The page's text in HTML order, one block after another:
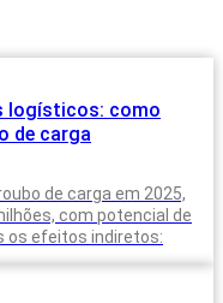
logísticos: como
de carga
de carga em 2025,
com potencial de
os efeitos indiretos: